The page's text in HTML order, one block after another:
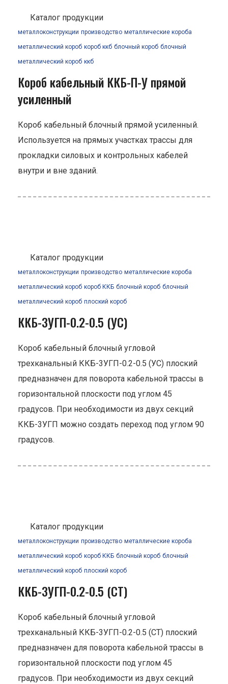
Каталог продукции
металлоконструкции производство металлические короба
металлический короб короб ккб блочный короб блочный
металлический короб ккб
Короб кабельный ККБ-П-У прямой
усиленный
Короб кабельный блочный прямой усиленный.
Используется на прямых участках трассы для
прокладки силовых и контрольных кабелей
внутри и вне зданий.
Каталог продукции
металлоконструкции производство металлические короба
металлический короб короб ККБ блочный короб блочный
металлический короб плоский короб
ККБ-3УГП-0.2-0.5 (УС)
Короб кабельный блочный угловой
трехканальный ККБ-3УГП-0.2-0.5 (УС) плоский
предназначен для поворота кабельной трассы в
горизонтальной плоскости под углом 45
градусов. При необходимости из двух секций
ККБ-3УГП можно создать переход под углом 90
градусов.
Каталог продукции
металлоконструкции производство металлические короба
металлический короб короб ККБ блочный короб блочный
металлический короб плоский короб
ККБ-3УГП-0.2-0.5 (СТ)
Короб кабельный блочный угловой
трехканальный ККБ-3УГП-0.2-0.5 (СТ) плоский
предназначен для поворота кабельной трассы в
горизонтальной плоскости под углом 45
градусов. При необходимости из двух секций